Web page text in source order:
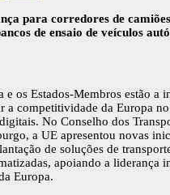
para corredores de
de ensaio de veículos
e os Estados-Membros estão a
a competitividade da Europa
No Conselho dos
a UE apresentou novas
de soluções de
apoiando a liderança
Europa.